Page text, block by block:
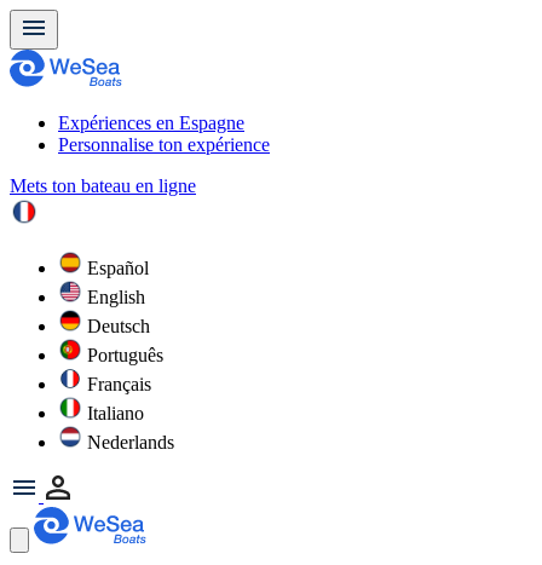
Expériences en Espagne
Personnalise ton expérience
Mets ton bateau en ligne
Español
English
Deutsch
Português
Français
Italiano
Nederlands